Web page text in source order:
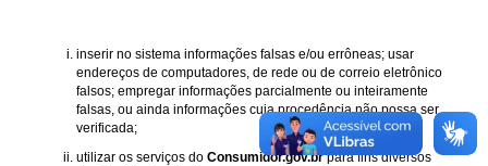
inserir no sistema informações falsas e/ou errôneas; usar
endereços de computadores, de rede ou de correio eletrônico
falsos; empregar informações parcialmente ou inteiramente
falsas, ou ainda informações cuja procedência não possa ser
verificada;
utilizar os serviços do Consumidor.gov.brpara fins diversos